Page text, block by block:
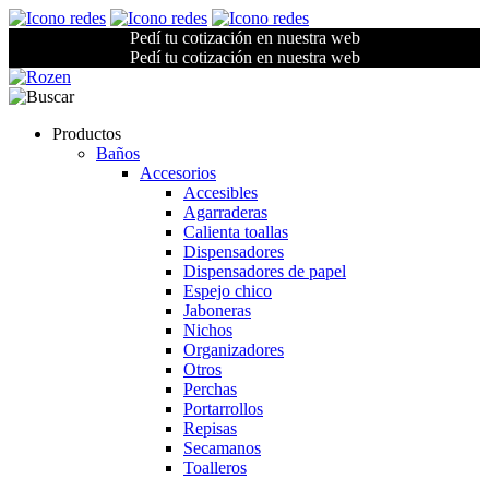
Pedí tu cotización en nuestra web
Pedí tu cotización en nuestra web
Productos
Baños
Accesorios
Accesibles
Agarraderas
Calienta toallas
Dispensadores
Dispensadores de papel
Espejo chico
Jaboneras
Nichos
Organizadores
Otros
Perchas
Portarrollos
Repisas
Secamanos
Toalleros